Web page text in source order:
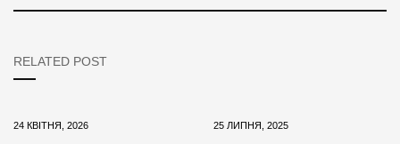
RELATED POST
24 КВІТНЯ, 2026 25 ЛИПНЯ, 2025